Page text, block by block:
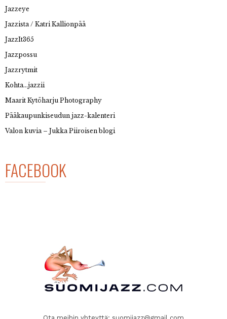
Jazzeye
Jazzista / Katri Kallionpää
JazzIt365
Jazzpossu
Jazzrytmit
Kohta…jazzii
Maarit Kytöharju Photography
Pääkaupunkiseudun jazz-kalenteri
Valon kuvia – Jukka Piiroisen blogi
FACEBOOK